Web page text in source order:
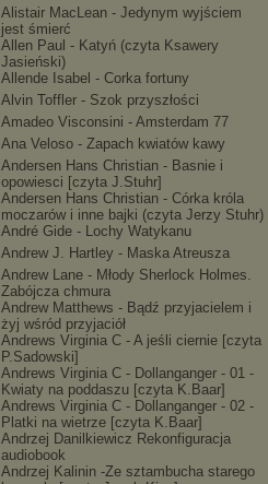
Alistair MacLean - Jedynym wyjściem
jest śmierć
Allen Paul - Katyń (czyta Ksawery
Jasieński)
Allende Isabel - Corka fortuny
Alvin Toffler - Szok przyszłości
Amadeo Visconsini - Amsterdam 77
Ana Veloso - Zapach kwiatów kawy
Andersen Hans Christian - Basnie i
opowiesci [czyta J.Stuhr]
Andersen Hans Christian - Córka króla
moczarów i inne bajki (czyta Jerzy Stuhr)
André Gide - Lochy Watykanu
Andrew J. Hartley - Maska Atreusza
Andrew Lane - Młody Sherlock Holmes.
Zabójcza chmura
Andrew Matthews - Bądź przyjacielem i
żyj wśród przyjaciół
Andrews Virginia C - A jeśli ciernie [czyta
P.Sadowski]
Andrews Virginia C - Dollanganger - 01 -
Kwiaty na poddaszu [czyta K.Baar]
Andrews Virginia C - Dollanganger - 02 -
Platki na wietrze [czyta K.Baar]
Andrzej Danilkiewicz Rekonfiguracja
audiobook
Andrzej Kalinin -Ze sztambucha starego